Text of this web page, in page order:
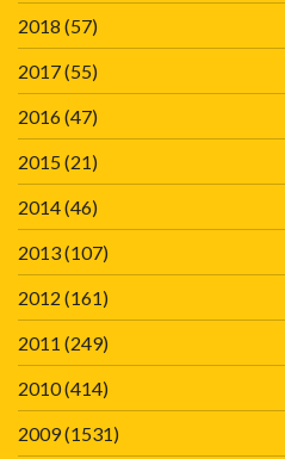
2018 (57)
2017(55)
2016(47)
2015(21)
2014(46)
2013(107)
2012 (161)
2011 (249)
2010(414)
2009(1531)